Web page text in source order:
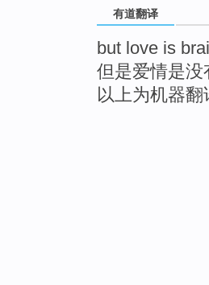
有道翻译
but love is
但是爱情是没
以上为机器